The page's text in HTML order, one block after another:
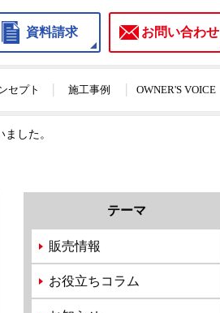
資料請求 お問い合わせ
セプト 施工事例 OWNER'S VOICE
した。
テーマ
販売情報
お役立ちコラム